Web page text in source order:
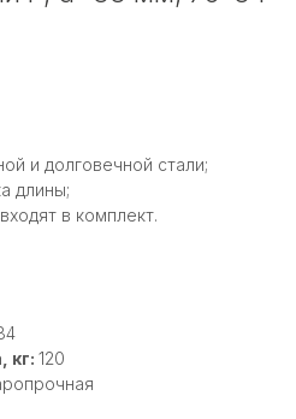
и долговечной стали;
длины;
в комплект.
кг: 120